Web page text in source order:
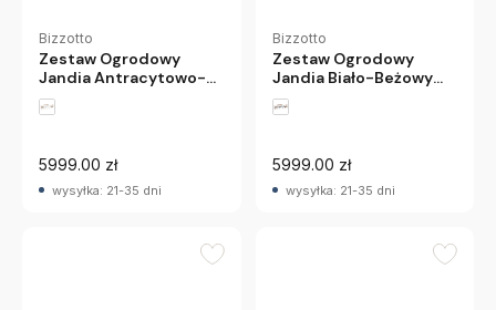
Bizzotto
Zestaw Ogrodowy
Jandia Antracytowo-
Beżowy Bizzotto
5999.00 zł
wysyłka: 21-35 dni
Bizzotto
Zestaw Ogrodowy
Jandia Biało-Beżowy
Bizzotto
5999.00 zł
wysyłka: 21-35 dni